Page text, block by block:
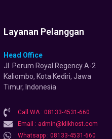
Layanan Pelanggan
Head Office
Jl. Perum Royal Regency A-2
Kaliombo, Kota Kediri, Jawa
Timur, Indonesia
Call WA : 08133-4531-660
Email : admin@klikhost.com
Whatsapp : 08133-4531-660